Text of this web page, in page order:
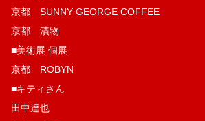
京都 SUNNY GEORGE COFFEE
京都 漬物
■美術展 個展
京都 ROBYN
■キティさん
田中達也